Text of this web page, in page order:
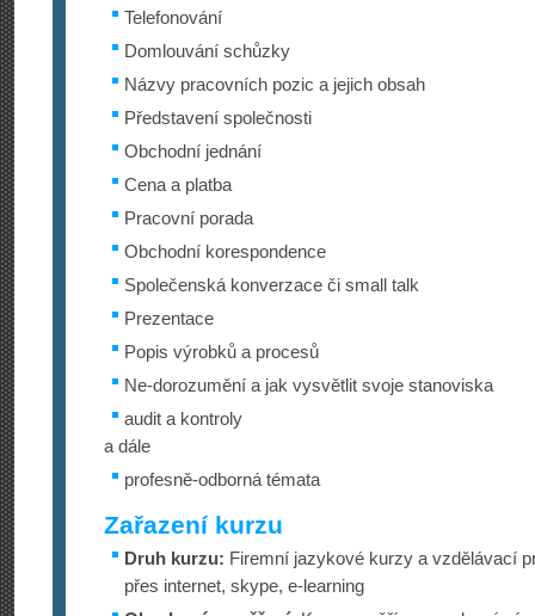
Telefonování
Domlouvání schůzky
Názvy pracovních pozic a jejich obsah
Představení společnosti
Obchodní jednání
Cena a platba
Pracovní porada
Obchodní korespondence
Společenská konverzace či small talk
Prezentace
Popis výrobků a procesů
Ne-dorozumění a jak vysvětlit svoje stanoviska
audit a kontroly
a dále
profesně-odborná témata
Zařazení kurzu
Druh kurzu: Firemní jazykové kurzy a vzdělávací
přes internet, skype, e-learning